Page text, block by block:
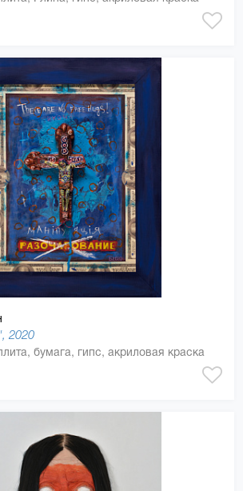
2020
бумага, гипс, акриловая краска